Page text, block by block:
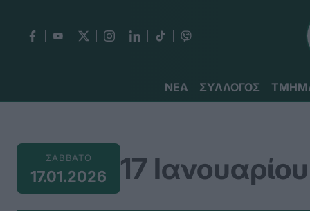
ΝΕΑ ΣΥΛΛΟΓΟΣ
ΣΑΒΒΑΤΟ
17.01.2026 17 Ιανουαρίου